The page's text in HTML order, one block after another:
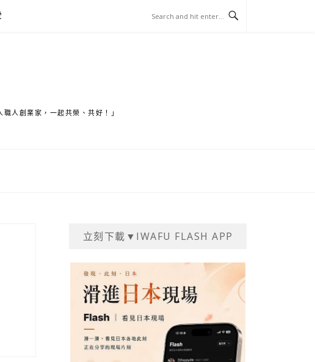
人創業家，一起共榮、共好！」
立刻下載▼IWAFU FLASH APP